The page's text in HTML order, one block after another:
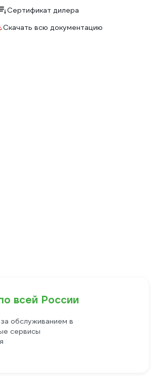
Сертификат дилера
Скачать всю документацию
всей России
обслуживанием в
сервисы